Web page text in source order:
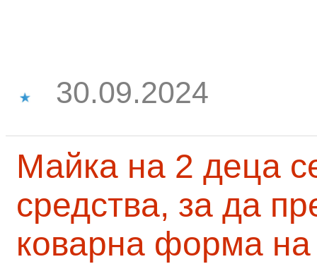
30.09.2024
Майка на 2 деца
средства, за да
коварна форма на